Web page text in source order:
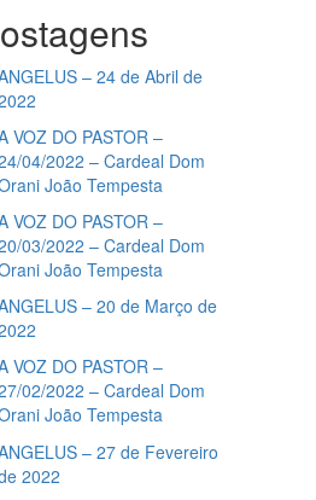
– 24 de Abril de
VOZ DO PASTOR –
04/2022 – Cardeal Dom
João Tempesta
VOZ DO PASTOR –
03/2022 – Cardeal Dom
João Tempesta
– 20 de Março de
VOZ DO PASTOR –
02/2022 – Cardeal Dom
João Tempesta
– 27 de Fevereiro
2022